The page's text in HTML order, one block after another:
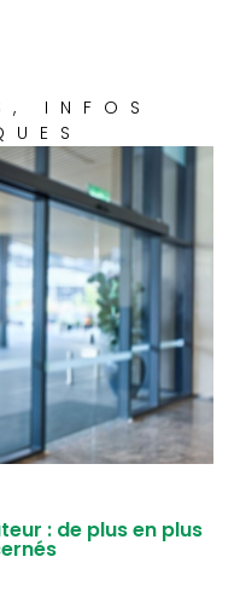
, INFOS
: de plus en plus